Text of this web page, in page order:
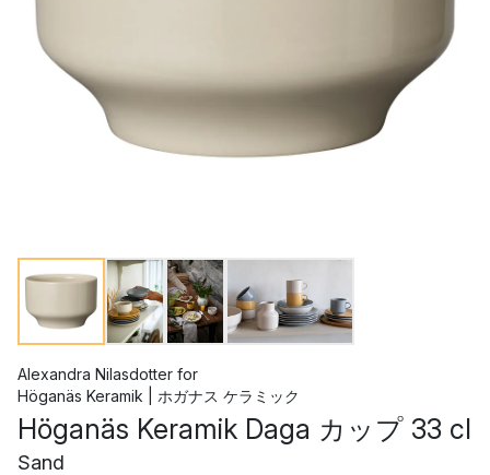
Alexandra Nilasdotter for
Höganäs Keramik | ホガナス ケラミック
Höganäs Keramik Daga カップ 33 cl
Sand